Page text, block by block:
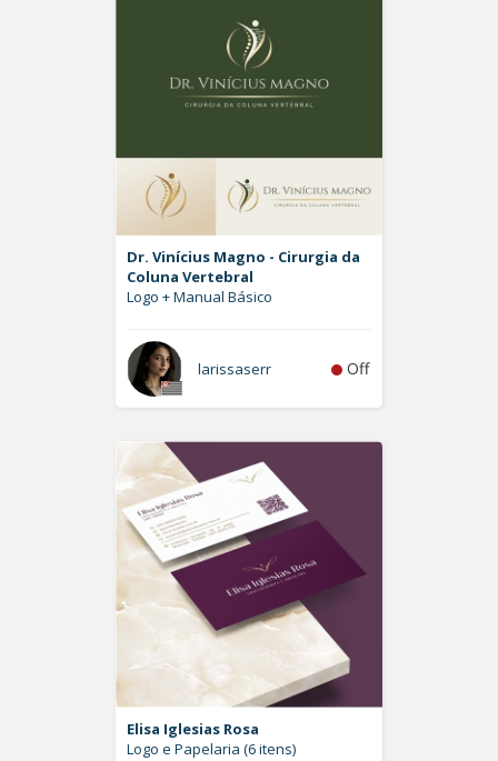
Dr. Vinícius Magno - Cirurgia da
Coluna Vertebral
Logo + Manual Básico
larissaserr Off
Elisa Iglesias Rosa
Logo e Papelaria (6 itens)